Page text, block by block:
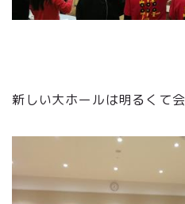
新しい大ホールは明るくて